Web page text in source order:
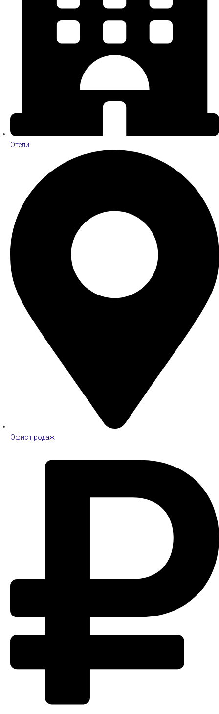
Отели
Офис продаж